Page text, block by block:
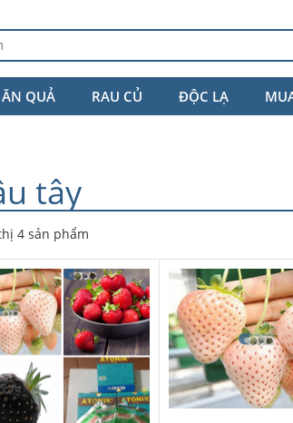
ĂN QUẢ RAU CỦ ĐỘC LẠ
tây
4 sản phẩm